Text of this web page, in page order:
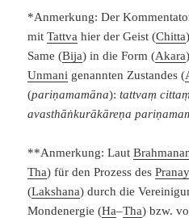
*Anmerkung: Der
mitTattva hier der Geist (Chitta
Same (Bija) in die Form (Akara
Unmani genannten Zustandes (
(pariṇamamāna): tattvaṃ
avasthāṅkurākāreṇa
**Anmerkung: Laut
Tha) für den Prozess des
(Lakshana) durch die
Mondenergie (Ha–Tha) bzw.